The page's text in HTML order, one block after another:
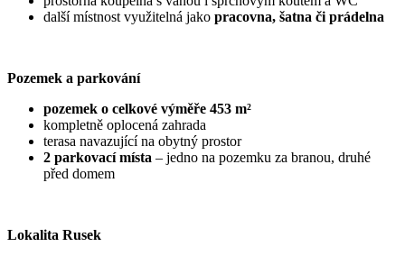
další místnost využitelná jako pracovna, šatna či prádelna
Pozemek a parkování
pozemek o celkové výměře 453 m²
kompletně oplocená zahrada
terasa navazující na obytný prostor
2 parkovací místa – jedno na pozemku za branou, druhé
před domem
Lokalita Rusek